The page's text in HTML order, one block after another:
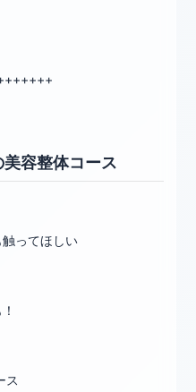
美容整体コース
触ってほしい
ス